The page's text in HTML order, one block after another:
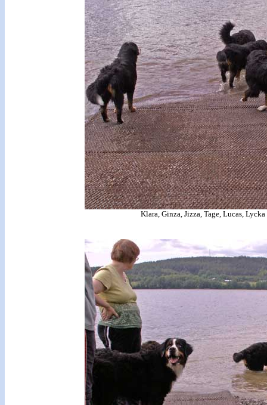
Klara, Ginza, Jizza, Tage, Lucas,